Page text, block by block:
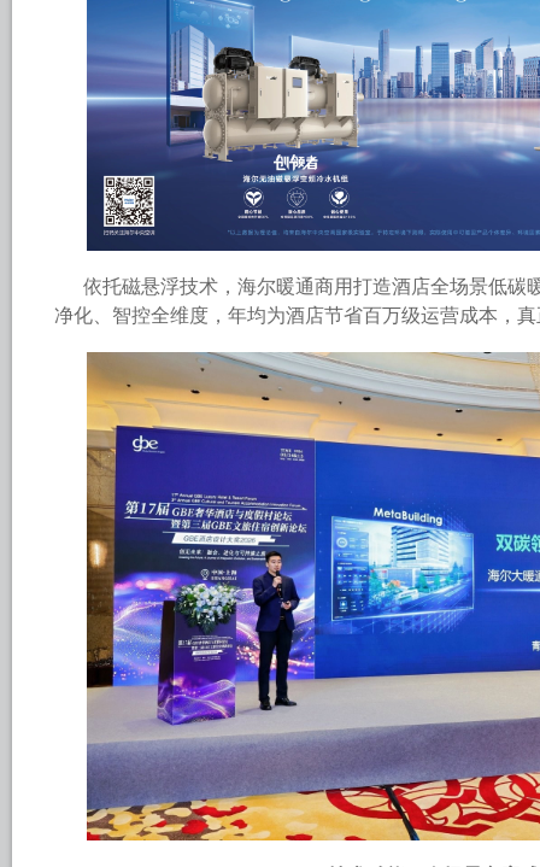
依托磁悬浮技术，海尔暖通商用打造酒店全场景低碳
净化、智控全维度，年均为酒店节省百万级运营成本，